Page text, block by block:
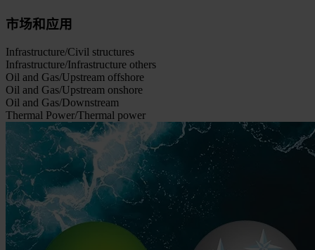
市场和应用
Infrastructure/Civil structures
Infrastructure/Infrastructure others
Oil and Gas/Upstream offshore
Oil and Gas/Upstream onshore
Oil and Gas/Downstream
Thermal Power/Thermal power